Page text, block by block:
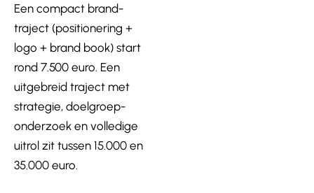
Een compact brand-
traject (positionering +
logo + brand book) start
rond 7.500 euro. Een
uitgebreid traject met
strategie, doelgroep-
onderzoek en volledige
uitrol zit tussen 15.000 en
35.000 euro.